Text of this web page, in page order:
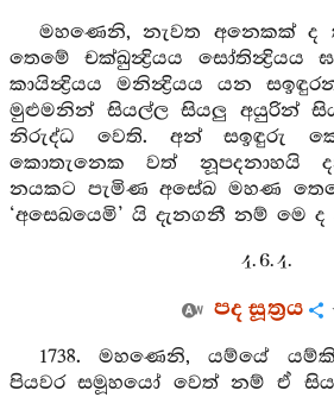
මහණෙනි, නැවත අනෙකක් ද
තෙමේ චක්ඛුන්‍ද්‍රියය සෝතින්‍ද්‍රියය
කායින්‍ද්‍රියය මනින්‍ද්‍රියය යන
මුළුමනින් සියල්ල සියලු අයුරින්
නිරුද්ධ වෙති. අන් සඉඳුරු
කොතැනෙක වත් නූපදනාහයි
නයකට පැමිණ අසේඛ මහණ
‘අසෙඛයෙමි’ යි දැනගනී නම් මෙ
4. 6. 4.
පද සූත්‍රය
1738. මහණෙනි, යම්යේ
පියවර සමූහයෝ වෙත් නම් ඒ